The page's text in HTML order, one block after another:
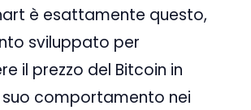
è esattamente questo,
sviluppato per
il prezzo del Bitcoin in
suo comportamento nei